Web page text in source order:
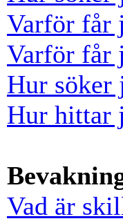
Varför får
Varför får
Hur söker
Hur hittar
Vad är